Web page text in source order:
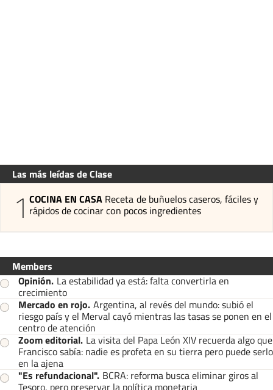
Las más leídas de Clase
1 COCINA EN CASA Receta de buñuelos caseros, fáciles y
rápidos de cocinar con pocos ingredientes
Members
Opinión. La estabilidad ya está: falta convertirla en
crecimiento
Mercado en rojo. Argentina, al revés del mundo: subió el
riesgo país y el Merval cayó mientras las tasas se ponen en el
centro de atención
Zoom editorial. La visita del Papa León XIV recuerda algo que
Francisco sabía: nadie es profeta en su tierra pero puede serlo
en la ajena
"Es refundacional". BCRA: reforma busca eliminar giros al